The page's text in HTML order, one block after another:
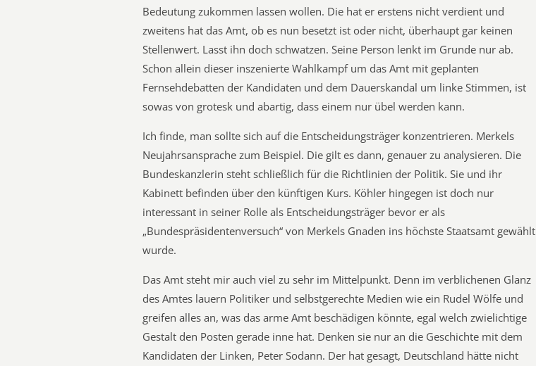
Bedeutung zukommen lassen wollen. Die hat er erstens nicht verdient und
zweitens hat das Amt, ob es nun besetzt ist oder nicht, überhaupt gar keinen
Stellenwert. Lasst ihn doch schwatzen. Seine Person lenkt im Grunde nur ab.
Schon allein dieser inszenierte Wahlkampf um das Amt mit geplanten
Fernsehdebatten der Kandidaten und dem Dauerskandal um linke Stimmen, ist
sowas von grotesk und abartig, dass einem nur übel werden kann.
Ich finde, man sollte sich auf die Entscheidungsträger konzentrieren. Merkels
Neujahrsansprache zum Beispiel. Die gilt es dann, genauer zu analysieren. Die
Bundeskanzlerin steht schließlich für die Richtlinien der Politik. Sie und ihr
Kabinett befinden über den künftigen Kurs. Köhler hingegen ist doch nur
interessant in seiner Rolle als Entscheidungsträger bevor er als
„Bundespräsidentenversuch“ von Merkels Gnaden ins höchste Staatsamt gewählt
wurde.
Das Amt steht mir auch viel zu sehr im Mittelpunkt. Denn im verblichenen Glanz
des Amtes lauern Politiker und selbstgerechte Medien wie ein Rudel Wölfe und
greifen alles an, was das arme Amt beschädigen könnte, egal welch zwielichtige
Gestalt den Posten gerade inne hat. Denken sie nur an die Geschichte mit dem
Kandidaten der Linken, Peter Sodann. Der hat gesagt, Deutschland hätte nicht